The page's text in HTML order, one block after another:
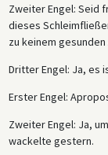
Zweiter Engel: Seid
dieses
zu keinem
Dritter Engel: Ja, es
Erster Engel:
Zweiter Engel: Ja,
wackelte gestern.